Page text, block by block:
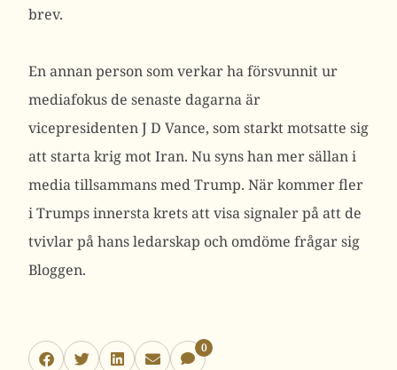
brev.
En annan person som verkar ha försvunnit ur
mediafokus de senaste dagarna är
vicepresidenten J D Vance, som starkt motsatte sig
att starta krig mot Iran. Nu syns han mer sällan i
media tillsammans med Trump. När kommer fler
i Trumps innersta krets att visa signaler på att de
tvivlar på hans ledarskap och omdöme frågar sig
Bloggen.
0